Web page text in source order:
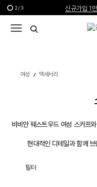
신규가입 1
선
2 / 3
여성 액세서리
비비안 웨스트우드 여성 스카프
현대적인 디테일과 함께
필터